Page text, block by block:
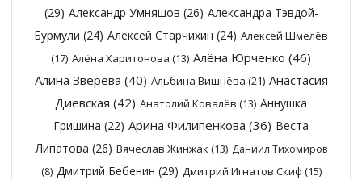
(29) Александр Умняшов (26) Александра Тэвдой-
Бурмули (24) Алексей Старчихин (24) Алексей Шмелёв
(17) Алёна Харитонова (13) Алёна Юрченко (46)
Алина Зверева (40) Альбина Вишнёва (21) Анастасия
Диевская (42) Анатолий Ковалёв (13) Аннушка
Гришина (22) Арина Филипенкова (36) Веста
Липатова (26) Вячеслав Жинжак (13) Даниил Тихомиров
(8) Дмитрий Бебенин (29) Дмитрий Игнатов Скиф (15)